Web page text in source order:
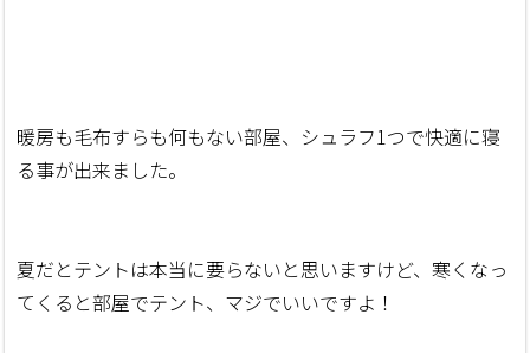
暖房も毛布すらも何もない部屋、シュラフ1つで快適に寝
る事が出来ました。
夏だとテントは本当に要らないと思いますけど、寒くなっ
てくると部屋でテント、マジでいいですよ！